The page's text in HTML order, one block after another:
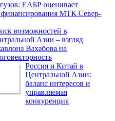
ЕАБР оценивает
финансирования МТК Север-
возможностей в
Азии – взгляд
Вахабова на
Россия и Китай в
Центральной Азии:
баланс интересов и
управляемая
конкуренция